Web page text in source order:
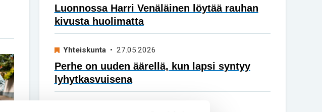
Luonnossa Harri Venäläinen löytää rauhan
kivusta huolimatta
Yhteiskunta• 27.05.2026
Perhe on uuden äärellä, kun lapsi syntyy
lyhytkasvuisena